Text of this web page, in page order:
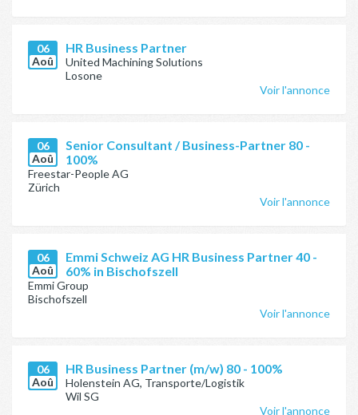
06
Aoû
HR Business Partner
United Machining Solutions
Losone
Voir l'annonce
06
Aoû
Senior Consultant / Business-Partner 80 -
100%
Freestar-People AG
Zürich
Voir l'annonce
06
Aoû
Emmi Schweiz AG HR Business Partner 40 -
60% in Bischofszell
Emmi Group
Bischofszell
Voir l'annonce
06
Aoû
HR Business Partner (m/w) 80 - 100%
Holenstein AG, Transporte/Logistik
Wil SG
Voir l'annonce